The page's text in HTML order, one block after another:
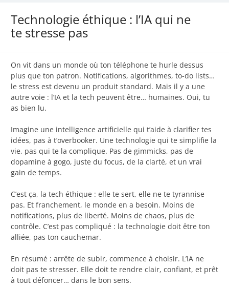
Technologie éthique : l’IA qui ne
te stresse pas
On vit dans un monde où ton téléphone te hurle dessus
plus que ton patron. Notifications, algorithmes, to-do lists…
le stress est devenu un produit standard. Mais il y a une
autre voie : l’IA et la tech peuvent être… humaines. Oui, tu
as bien lu.
Imagine une intelligence artificielle qui t’aide à clarifier tes
idées, pas à t’overbooker. Une technologie qui te simplifie la
vie, pas qui te la complique. Pas de gimmicks, pas de
dopamine à gogo, juste du focus, de la clarté, et un vrai
gain de temps.
C’est ça, la tech éthique : elle te sert, elle ne te tyrannise
pas. Et franchement, le monde en a besoin. Moins de
notifications, plus de liberté. Moins de chaos, plus de
contrôle. C’est pas compliqué : la technologie doit être ton
alliée, pas ton cauchemar.
En résumé : arrête de subir, commence à choisir. L’IA ne
doit pas te stresser. Elle doit te rendre clair, confiant, et prêt
à tout défoncer… dans le bon sens.